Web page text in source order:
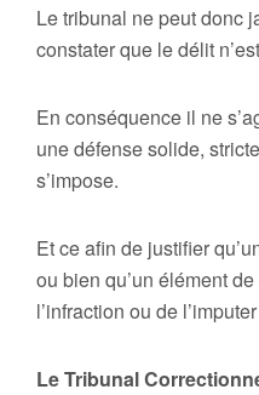
Le tribunal ne peut donc
constater que le délit
En conséquence il ne
une défense solide,
s’impose.
Et ce afin de justifier
ou bien qu’un élément
l’infraction ou de
Le Tribunal